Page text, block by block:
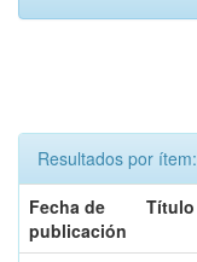
Resultados por ítem:
Fecha de
publicación
Título